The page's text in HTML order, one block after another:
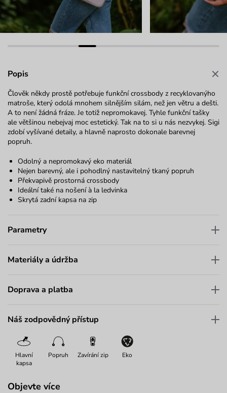
Popis
Člověk někdy prostě potřebuje funkční crossbody z recyklovanýho
matroše, který odolá mnohem silnějším silám, než jen větru a dešti.
A to není žádná fráze. Je totiž nepromokavej. Tyhle funkční tašky
ale většinou nebejvaj moc estetický. Tak na to si u nás nezvykej. Sigi
zdobí vyšívané detaily, a hlavně naprosto dokonale barevnej
popruh.
Odolný a nepromokavý eko materiál
Nejen barevný, ale i pohodlný nastavitelný tkaný popruh
Překvapivě prostorná crossbody
Ideální také na nošení à la ledvinka
Skrytá zadní kapsa na zip
Parametry
Materiály a údržba
Doprava a platba
Náš zodpovědný přístup
Hlavní
kapsa
Popruh Zavírání zip Eko
Objevte více